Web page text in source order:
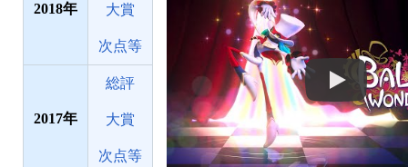
2018 大賞
次点等
2017
総評
大賞
次点等